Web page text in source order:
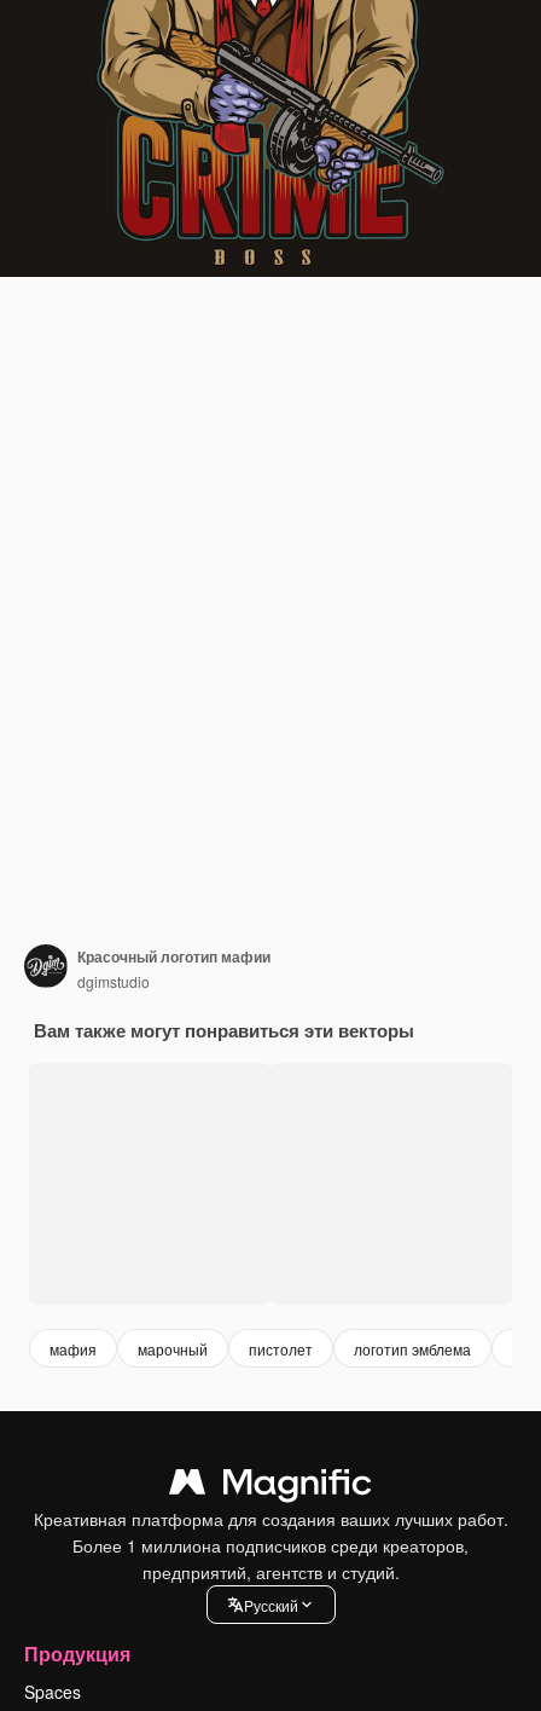
Красочный логотип мафии
dgimstudio
Вам также могут понравиться эти векторы
мафия марочный пистолет логотип эмблема
Креативная платформа для создания ваших лучших работ.
Более 1 миллиона подписчиков среди креаторов,
предприятий, агентств и студий.
Pусский
Продукция
Spaces